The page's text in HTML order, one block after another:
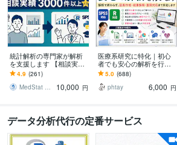
統計解析の専門家が解析
を支援します 【相談実績3
000件以上】最高水準の解
析支援で成果を最大化
4.9 (261)
MedStat Pro（解析・論文支援）
10,000 円
医療系研究に特化｜初心
者でも安心の解析を行い
ます 解析で終わらず、図
表作成・結果解釈・査読
対応まで支援します
5.0 (688)
phtay
6,000 円
データ分析代行の定番サービス